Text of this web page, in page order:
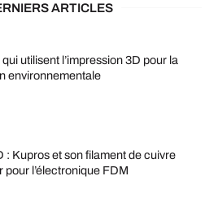
ARTICLES
utilisent l’impression 3D pour la
environnementale
: Kupros et son filament de cuivre
l’électronique FDM